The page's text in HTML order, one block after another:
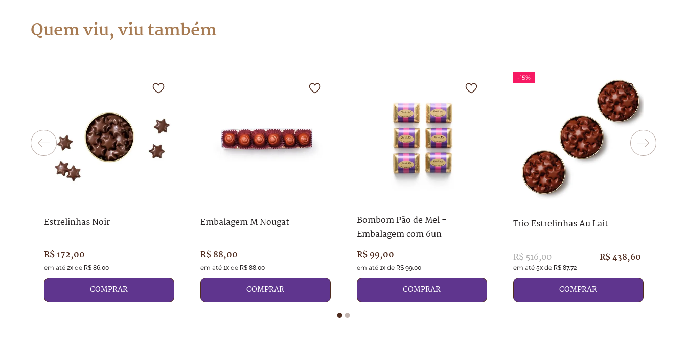
Quem viu, viu também
Estrelinhas Noir
R$ 172,00
em até 2xde R$ 86,00
COMPRAR
Embalagem M Nougat
R$ 88,00
em até 1xde R$ 88,00
COMPRAR
Bombom Pão de Mel -
Embalagem com 6un
R$99,00
em até 1xde R$ 99,00
COMPRAR
-15%
Trio Estrelinhas Au Lait
R$516,00 R$438,60
em até 5xde R$ 87,72
COMPRAR